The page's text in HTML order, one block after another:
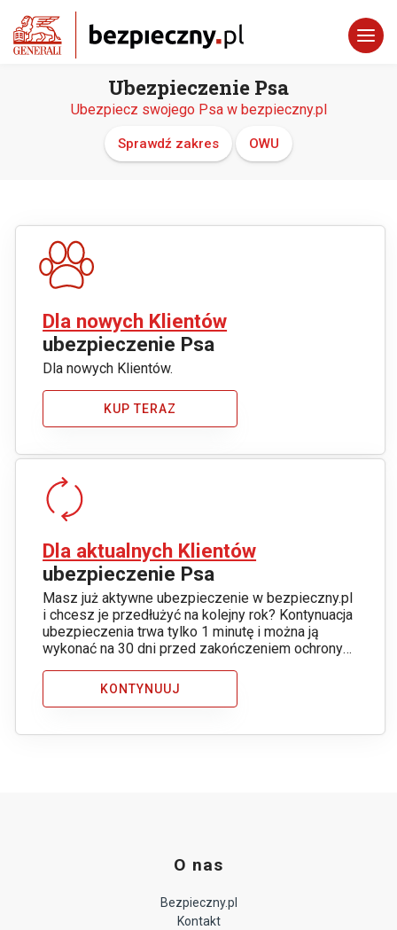
Ubezpieczenie Psa
Ubezpiecz swojego Psa w bezpieczny.pl
Sprawdź zakres OWU
Dla nowych Klientów
ubezpieczenie Psa
Dla nowych Klientów.
KUP TERAZ
Dla aktualnych Klientów
ubezpieczenie Psa
Masz już aktywne ubezpieczenie w bezpieczny.pl
i chcesz je przedłużyć na kolejny rok? Kontynuacja
ubezpieczenia trwa tylko 1 minutę i można ją
wykonać na 30 dni przed zakończeniem ochrony
KONTYNUUJ
O nas
Bezpieczny.pl
Kontakt